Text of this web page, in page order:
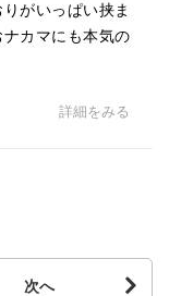
がいっぱい挟ま
カマにも本気の
詳細をみる
次へ